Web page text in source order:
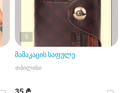
5
მამაკაცის საფულე
თბილისი